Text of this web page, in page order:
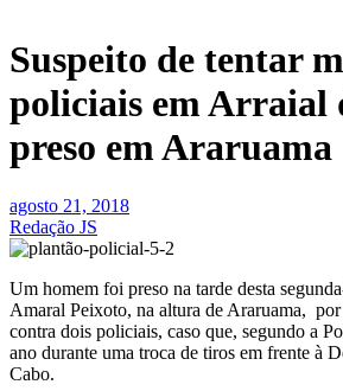
Suspeito de tentar
policiais em Arraial
preso em Araruama
agosto 21, 2018
Redação JS
Um homem foi preso na tarde desta
Amaral Peixoto, na altura de Araruama,
contra dois policiais, caso que, segundo a
ano durante uma troca de tiros em frente à
Cabo.